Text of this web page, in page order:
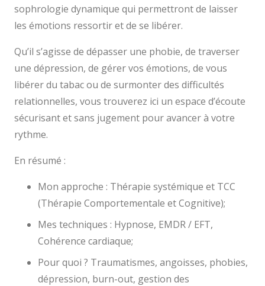
sophrologie dynamique qui permettront de laisser
les émotions ressortir et de se libérer.
Qu’il s’agisse de dépasser une phobie, de traverser
une dépression, de gérer vos émotions, de vous
libérer du tabac ou de surmonter des difficultés
relationnelles, vous trouverez ici un espace d’écoute
sécurisant et sans jugement pour avancer à votre
rythme.
En résumé :
Mon approche : Thérapie systémique et TCC
(Thérapie Comportementale et Cognitive);
Mes techniques : Hypnose, EMDR / EFT,
Cohérence cardiaque;
Pour quoi ? Traumatismes, angoisses, phobies,
dépression, burn-out, gestion des